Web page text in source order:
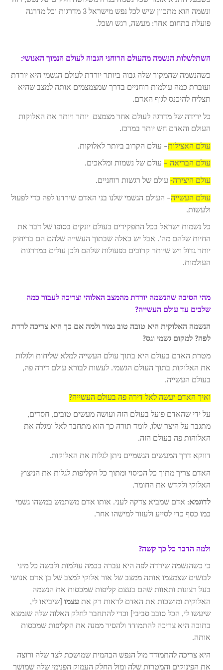
ונשמה הוא מתכוון שיש לכל נפש מישראל 3 מדרגות וכל מדרגה
פועלת בתחום אחר: מעשה, רגש ושכל.
השתלשלות הנשמה מהעולם הרוחני הגבוה לעולם הנמוך האנושי:
כשהנשמה שהמקור שלה גבוה ביותר יורדת לעולם הגשמי היא יורדת
ועוברת כמה עולמות רוחניים בדרך שמצמצמים אותה למצב שהיא
תצליח להיכנס לגוף האדם.
כל ירידה של מדרגה לעולם אחר מצמצם יותר ויותר את האלוקות
העולם והאדם חש יותר במרכז.
עולם האצילות– עולם הקרוב ביותר לאלוקות.
עולם הבריאה – עולם של נשמות ומלאכים.
עולם היצירה- עולם של רגשות רוחניים.
עולם העשייה– העולם הגשמי שלנו בני האדם שירדנו לפה כדי לפעול
ולעשות.
כל נשמות ישראל בכל התפקידים בעולם יונקים בסופו של דבר את
החיות שלהם מה’. אבל יש כאלה שבתוך העשייה שלהם הם בריחוק
יותר גדול ויש שיותר קרובים בפעולות שלהם ולכן עולים במדרגות
העולמות.
מהי הסיבה שהנשמה יורדת מהמצב האלוהי וצריכה לעבור כמה
שלבים עד עולם העשייה?
הנשמה האלוקית היא טובה טוב גמור ולמה אם כך היא צריכה לרדת
לפה? למקום גשמי וגס?
מטרת האדם בעולם היא בתוך עולם העשייה למלא שליחות ולגלות
את האלוקות בתוך העולם הגשמי. לעשות לבורא עולם דירה פה,
בעולם העשייה.
ואיך האדם יעשה לאל דירה פה בעולם העשייה?
על ידי שהאדם פועל בעולם הזה ועושה מעשים טובים, חסדים,
מתגבר על היצר שלו, לומד תורה כך הוא מתחבר לאל ומגלה את
האלוהות פה בעולם הזה.
דווקא דרך המעשים הגשמיים ניתן לגלות את האלוקות.
האדם צריך מתוך כל הכיסוי ומתוך כל הקליפות לגלות את הניצוץ
האלוקי ולקדש את החומר.
לדוגמא: אדם שמביא צדקה לעני. אותו אדם משתמש במשהו גשמי
כמו כסף כדי לסייע ולעזור למישהו אחר.
ולמה הדבר כל כך קשה?
כי כשהנשמה שירדה לפה היא עברה בכמה עולמות ולבשה כל מיני
לבושים שצמצמו אותה ממצב של אור אלוקי למצב של בן אדם אנושי
בעל רצונות ותאוות שהם בעצם קליפות שמכסות את הנשמה
האלוקית ומושכות את האדם לראות רק את עצמו [שיביאו לי,
שיעשו לי, הכל סובב סביבי] וכדי להתחבר לחלק האלוה שלה שנמצא
בתוכה היא צריכה להתמודד ולהסיר ממנה את הקליפות שמכסות
אותה.
היא צריכה להתמודד מול הנפש הבהמית שמושכת לצד שלה ורוצה
את הפינוקים והמטרות שלה ומול החלק העמוק הפנימי שלה שמושך